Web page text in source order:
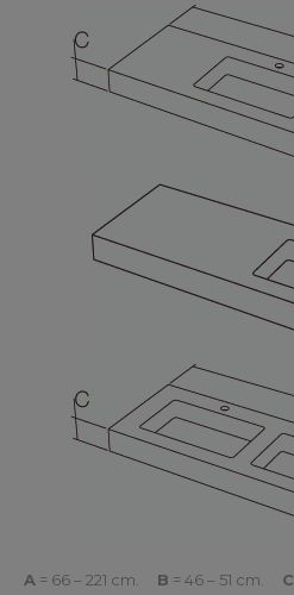
A = 66 – 221 cm. B = 46 – 51 cm. C